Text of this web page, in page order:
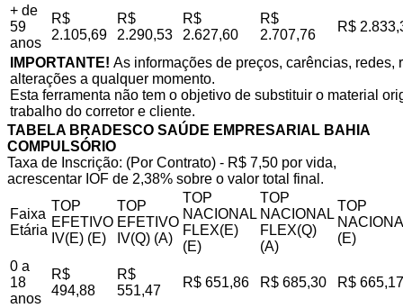
+ de
59
anos
R$
2.105,69
R$
2.290,53
R$
2.627,60
R$
2.707,76
R$
IMPORTANTE! As informações de preços, carências,
alterações a qualquer momento.
Esta ferramenta não tem o objetivo de substituir o material
trabalho do corretor e cliente.
TABELA BRADESCO SAÚDE EMPRESARIAL BAHIA
COMPULSÓRIO
Taxa de Inscrição: (Por Contrato) - R$ 7,50 por vida,
acrescentar IOF de 2,38% sobre o valor total final.
Faixa
Etária
TOP
EFETIVO
IV(E) (E)
TOP
EFETIVO
IV(Q) (A)
TOP
NACIONAL
FLEX(E)
(E)
TOP
NACIONAL
FLEX(Q)
(A)
TOP
(E)
0 a
18
anos
R$
494,88
R$
551,47
R$ 651,86 R$ 685,30 R$ 665,17